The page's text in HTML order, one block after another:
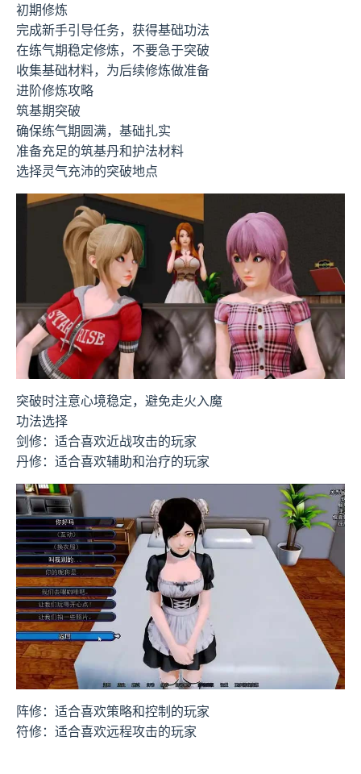
初期修炼
完成新手引导任务，获得基础功法
在练气期稳定修炼，不要急于突破
收集基础材料，为后续修炼做准备
进阶修炼攻略
筑基期突破
确保练气期圆满，基础扎实
准备充足的筑基丹和护法材料
选择灵气充沛的突破地点
突破时注意心境稳定，避免走火入魔
功法选择
剑修：适合喜欢近战攻击的玩家
丹修：适合喜欢辅助和治疗的玩家
阵修：适合喜欢策略和控制的玩家
符修：适合喜欢远程攻击的玩家